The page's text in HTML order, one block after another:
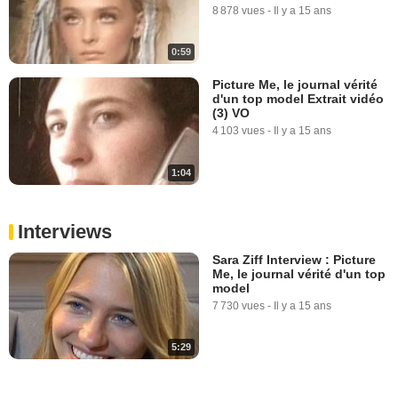
0:59
8 878 vues - Il y a 15 ans
1:04
Picture Me, le journal vérité
d'un top model Extrait vidéo
(3) VO
4 103 vues - Il y a 15 ans
Interviews
5:29
Sara Ziff Interview : Picture
Me, le journal vérité d'un top
model
7 730 vues - Il y a 15 ans